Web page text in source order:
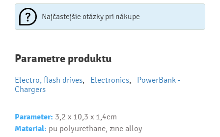
Najčastejšie otázky pri nákupe
Najčastejšie otázky pri nákupe
reklamných predmetov
Ako realizujete potlač na reklamné premedy?
Text...
Parametre produktu
Electro, flash drives Electronics
PowerBank -
Chargers
Parameter: 3,2 x 10,3 x 1,4cm
Material: pu polyurethane, zinc alloy